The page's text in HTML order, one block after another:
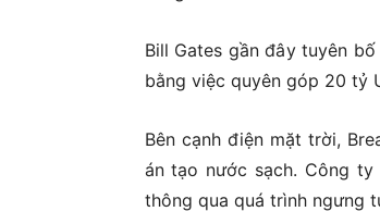
Bill Gates gần đây tuyên
bằng việc quyên góp 20 tỷ
Bên cạnh điện mặt trời,
án tạo nước sạch. Công
thông qua quá trình ngưng